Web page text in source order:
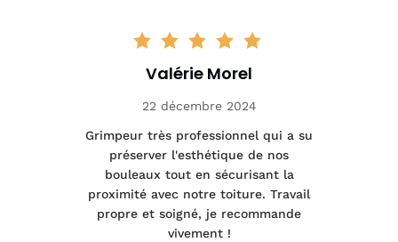
Valérie Morel
22 décembre 2024
Grimpeur très professionnel qui a su
préserver l'esthétique de nos
bouleaux tout en sécurisant la
proximité avec notre toiture. Travail
propre et soigné, je recommande
vivement !